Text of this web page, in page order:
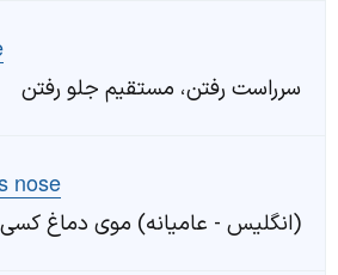
سرراست رفتن، مستقیم جلو رفتن
nose
(انگلیس - عامیانه) موی دماغ